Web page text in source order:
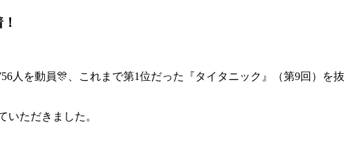
人を動員🎊、これまで第1位だった『タイタニック』（第9回）を抜
ただきました。